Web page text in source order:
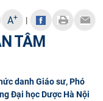
A+ |
TÂM
danh Giáo sư, Phó
Đại học Dược Hà Nội